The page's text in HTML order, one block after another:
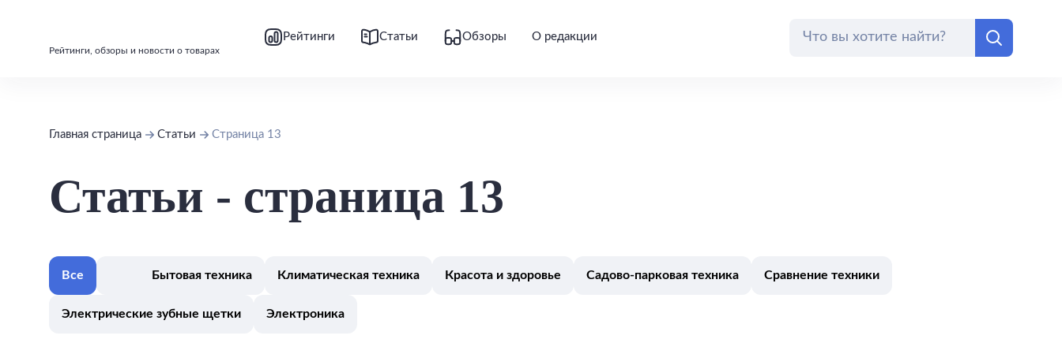
Рейтинги, обзоры и новости о товарах
Рейтинги Статьи Обзоры О редакции
Главная страница Статьи Страница 13
Статьи - страница 13
Все Бытовая техника Климатическая техника Красота и здоровье Садово-парковая техника Сравнение техники
Электрические зубные щетки Электроника